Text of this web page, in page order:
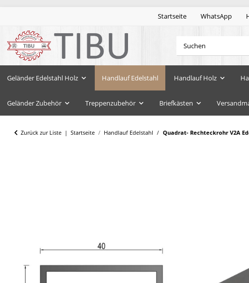
Startseite WhatsApp
Geländer Edelstahl Holz Handlauf Edelstahl Handlauf Holz
Geländer Zubehör Treppenzubehör Briefkästen
Zurück zur Liste Startseite Handlauf Edelstahl Quadrat- Rechteckrohr V2A